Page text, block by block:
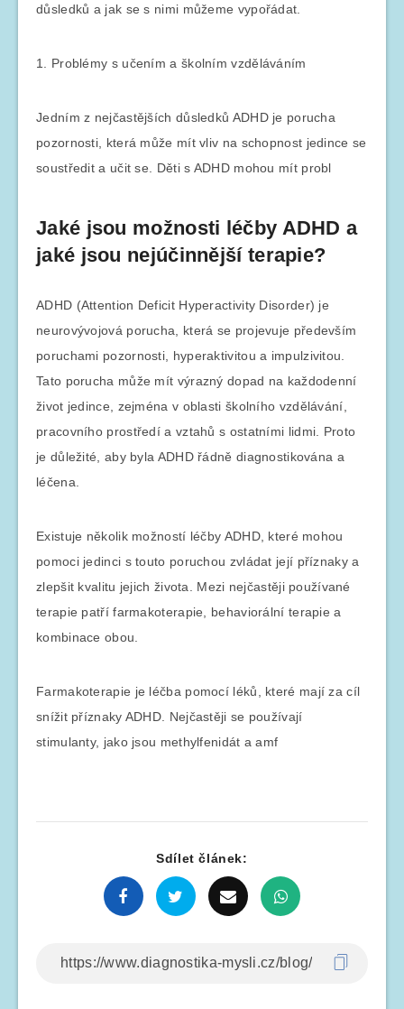
důsledků a jak se s nimi můžeme vypořádat.
1. Problémy s učením a školním vzděláváním
Jedním z nejčastějších důsledků ADHD je porucha
pozornosti, která může mít vliv na schopnost jedince se
soustředit a učit se. Děti s ADHD mohou mít probl
Jaké jsou možnosti léčby ADHD a
jaké jsou nejúčinnější terapie?
ADHD (Attention Deficit Hyperactivity Disorder) je
neurovývojová porucha, která se projevuje především
poruchami pozornosti, hyperaktivitou a impulzivitou.
Tato porucha může mít výrazný dopad na každodenní
život jedince, zejména v oblasti školního vzdělávání,
pracovního prostředí a vztahů s ostatními lidmi. Proto
je důležité, aby byla ADHD řádně diagnostikována a
léčena.
Existuje několik možností léčby ADHD, které mohou
pomoci jedinci s touto poruchou zvládat její příznaky a
zlepšit kvalitu jejich života. Mezi nejčastěji používané
terapie patří farmakoterapie, behaviorální terapie a
kombinace obou.
Farmakoterapie je léčba pomocí léků, které mají za cíl
snížit příznaky ADHD. Nejčastěji se používají
stimulanty, jako jsou methylfenidát a amf
Sdílet článek: